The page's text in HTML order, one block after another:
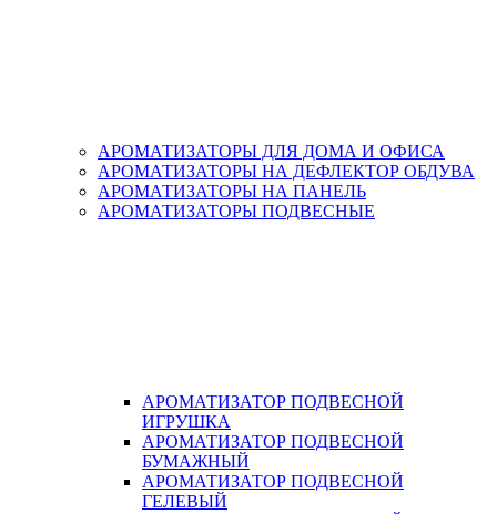
АРОМАТИЗАТОРЫ ДЛЯ ДОМА И ОФИСА
АРОМАТИЗАТОРЫ НА ДЕФЛЕКТОР ОБДУВА
АРОМАТИЗАТОРЫ НА ПАНЕЛЬ
АРОМАТИЗАТОРЫ ПОДВЕСНЫЕ
АРОМАТИЗАТОР ПОДВЕСНОЙ
ИГРУШКА
АРОМАТИЗАТОР ПОДВЕСНОЙ
БУМАЖНЫЙ
АРОМАТИЗАТОР ПОДВЕСНОЙ
ГЕЛЕВЫЙ